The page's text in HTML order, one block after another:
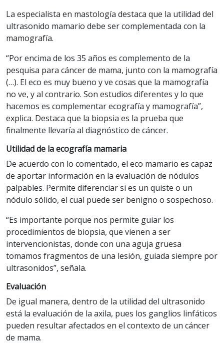
La especialista en mastología destaca que la utilidad del
ultrasonido mamario debe ser complementada con la
mamografía.
“Por encima de los 35 años es complemento de la
pesquisa para cáncer de mama, junto con la mamografía
(…). El eco es muy bueno y ve cosas que la mamografía
no ve, y al contrario. Son estudios diferentes y lo que
hacemos es complementar ecografía y mamografía”,
explica. Destaca que la biopsia es la prueba que
finalmente llevaría al diagnóstico de cáncer.
Utilidad de la ecografía mamaria
De acuerdo con lo comentado, el eco mamario es capaz
de aportar información en la evaluación de nódulos
palpables. Permite diferenciar si es un quiste o un
nódulo sólido, el cual puede ser benigno o sospechoso.
“Es importante porque nos permite guiar los
procedimientos de biopsia, que vienen a ser
intervencionistas, donde con una aguja gruesa
tomamos fragmentos de una lesión, guiada siempre por
ultrasonidos”, señala.
Evaluación
De igual manera, dentro de la utilidad del ultrasonido
está la evaluación de la axila, pues los ganglios linfáticos
pueden resultar afectados en el contexto de un cáncer
de mama.